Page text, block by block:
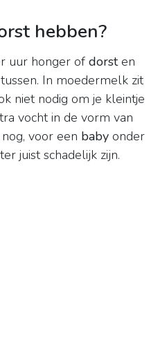
hebben?
uur honger of dorsten
In moedermelk zit
niet nodig om je kleintje
vocht in de vorm van
voor een baby onder
juist schadelijk zijn.